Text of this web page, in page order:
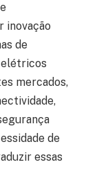
inovação
de
elétricos
mercados,
de
essas